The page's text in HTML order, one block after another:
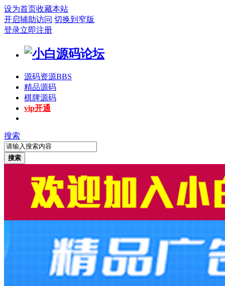
设为首页收藏本站
开启辅助访问 切换到窄版
登录立即注册
源码资源BBS
精品源码
棋牌源码
vip开通
搜索
搜索